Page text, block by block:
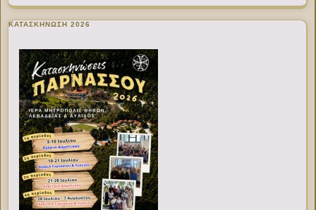
ΚΑΤΑΣΚΗΝΩΣΗ 2026